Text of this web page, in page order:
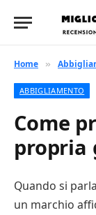
Home »
ABBIGLIAMENTO
Come
propria
Quando si
un marchio